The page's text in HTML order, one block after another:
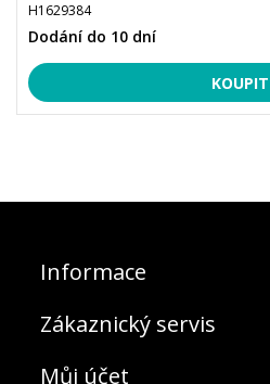
H1629384
Dodání do 10 dní
Informace
Zákaznický servis
Můj účet